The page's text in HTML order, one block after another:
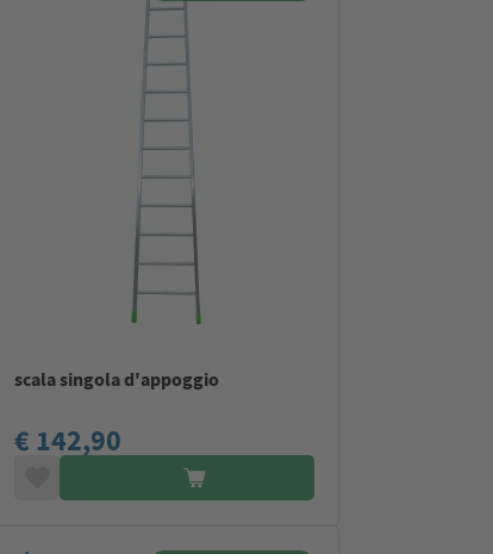
scala singola d'appoggio
€ 142,90